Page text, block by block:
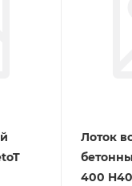
Лоток
400